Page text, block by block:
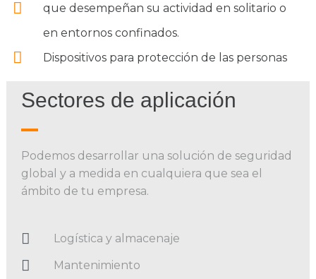
que desempeñan su actividad en solitario o
en entornos confinados.
Dispositivos para protección de las personas
Sectores de aplicación
Podemos desarrollar una solución de seguridad
global y a medida en cualquiera que sea el
ámbito de tu empresa.
Logística y almacenaje
Mantenimiento